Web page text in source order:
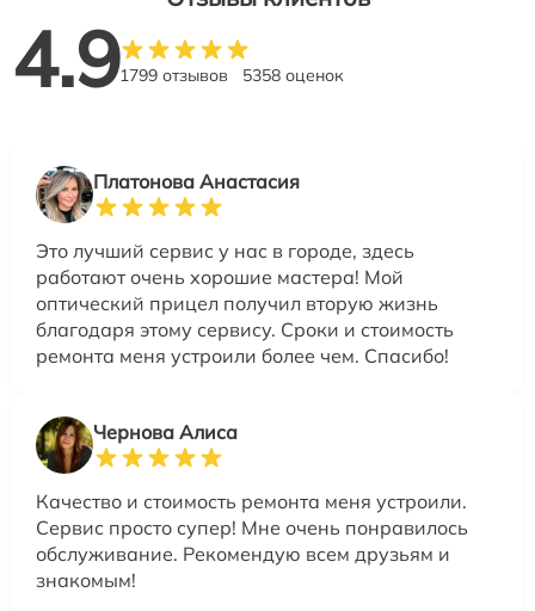
4.91799 отзывов 5358 оценок
Платонова Анастасия
Это лучший сервис у нас в городе, здесь
работают очень хорошие мастера! Мой
оптический прицел получил вторую жизнь
благодаря этому сервису. Сроки и стоимость
ремонта меня устроили более чем. Спасибо!
Чернова Алиса
Качество и стоимость ремонта меня устроили.
Сервис просто супер! Мне очень понравилось
обслуживание. Рекомендую всем друзьям и
знакомым!